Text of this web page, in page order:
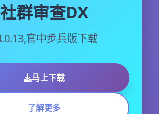
社群审查DX
官中步兵版下载
马上下载
了解更多